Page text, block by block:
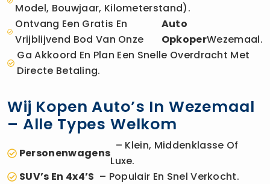
Model, Bouwjaar, Kilometerstand).
Ontvang Een Gratis En
Vrijblijvend Bod Van Onze
Auto
OpkoperWezemaal.
Ga Akkoord En Plan Een Snelle Overdracht Met
Directe Betaling.
Wij Kopen Auto’s In Wezemaal
– Alle Types Welkom
Personenwagens
– Klein, Middenklasse Of
Luxe.
SUV’s En 4x4’s – Populair En Snel Verkocht.